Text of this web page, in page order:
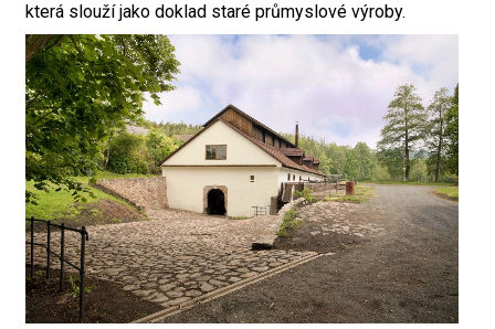
která slouží jako doklad staré průmyslové výroby.